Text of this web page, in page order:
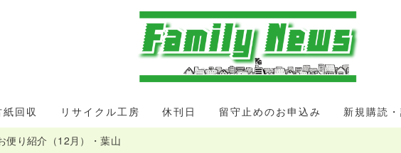
紙回収 リサイクル工房 休刊日 留守止めのお申込み 新規購読
便り紹介（12月）・葉山